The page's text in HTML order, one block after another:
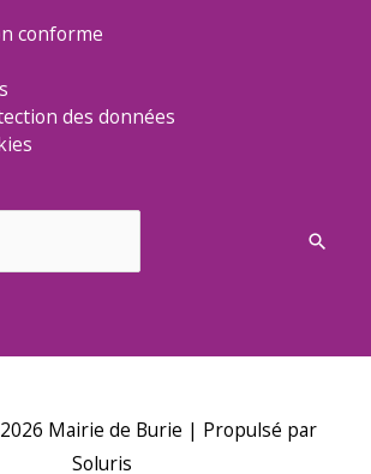
conforme
des données
Mairie de Burie | Propulsé par
Soluris